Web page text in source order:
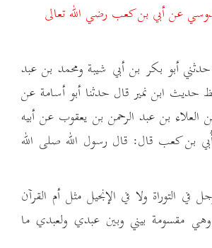
عن أبي بن كعب رضي الله تعالى
أبو بكر بن أبي شيبة ومحمد بن عبد
حديث ابن نمير قال حدثنا أبو أسامة عن
بن عبد الرحمن بن يعقوب عن أبيه
بن كعب قال: قال رسول الله صلى الله
في التوراة ولا في الإنجيل مثل أم القرآن
وهي مقسومة بيني وبين عبدي ولعبدي ما